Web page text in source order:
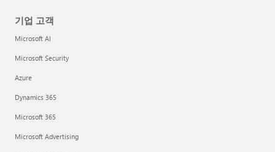
기업 고객
Microsoft AI
Microsoft Security
Azure
Dynamics 365
Microsoft 365
Microsoft Advertising